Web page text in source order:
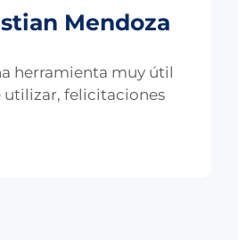
Mendoza
herramienta muy útil
utilizar, felicitaciones